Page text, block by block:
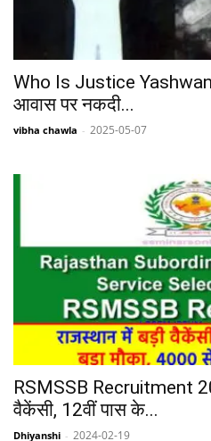
Who Is Justice
आवास पर नकदी...
vibha chawla - 2025-05-07
RSMSSB Recruitment
वैकेंसी, 12वीं पास के...
Dhiyanshi - 2024-02-19